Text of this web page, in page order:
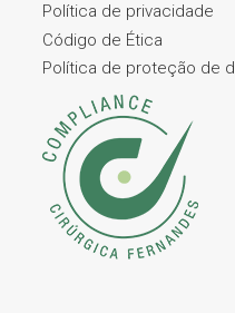
Política de privacidade
Código de Ética
Política de proteção de